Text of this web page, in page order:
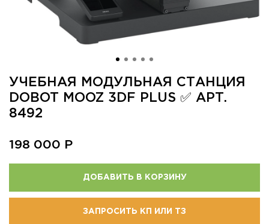
УЧЕБНАЯ МОДУЛЬНАЯ СТАНЦИЯ
DOBOT MOOZ 3DF PLUS ✅ АРТ.
8492
198 000 Р
ДОБАВИТЬ В КОРЗИНУ
ЗАПРОСИТЬ КП ИЛИ ТЗ